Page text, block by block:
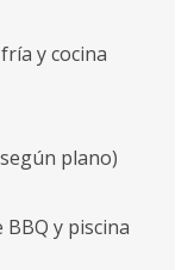
y cocina
plano)
BBQ y piscina